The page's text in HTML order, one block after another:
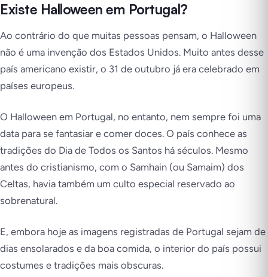
Existe Halloween em Portugal?
Ao contrário do que muitas pessoas pensam, o Halloween
não é uma invenção dos Estados Unidos. Muito antes desse
país americano existir, o 31 de outubro já era celebrado em
países europeus.
O Halloween em Portugal, no entanto, nem sempre foi uma
data para se fantasiar e comer doces. O país conhece as
tradições do Dia de Todos os Santos há séculos. Mesmo
antes do cristianismo, com o Samhain (ou Samaim) dos
Celtas, havia também um culto especial reservado ao
sobrenatural.
E, embora hoje as imagens registradas de Portugal sejam de
dias ensolarados e da boa comida, o interior do país possui
costumes e tradições mais obscuras.